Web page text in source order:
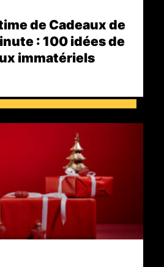
de Cadeaux de
: 100 idées de
immatériels